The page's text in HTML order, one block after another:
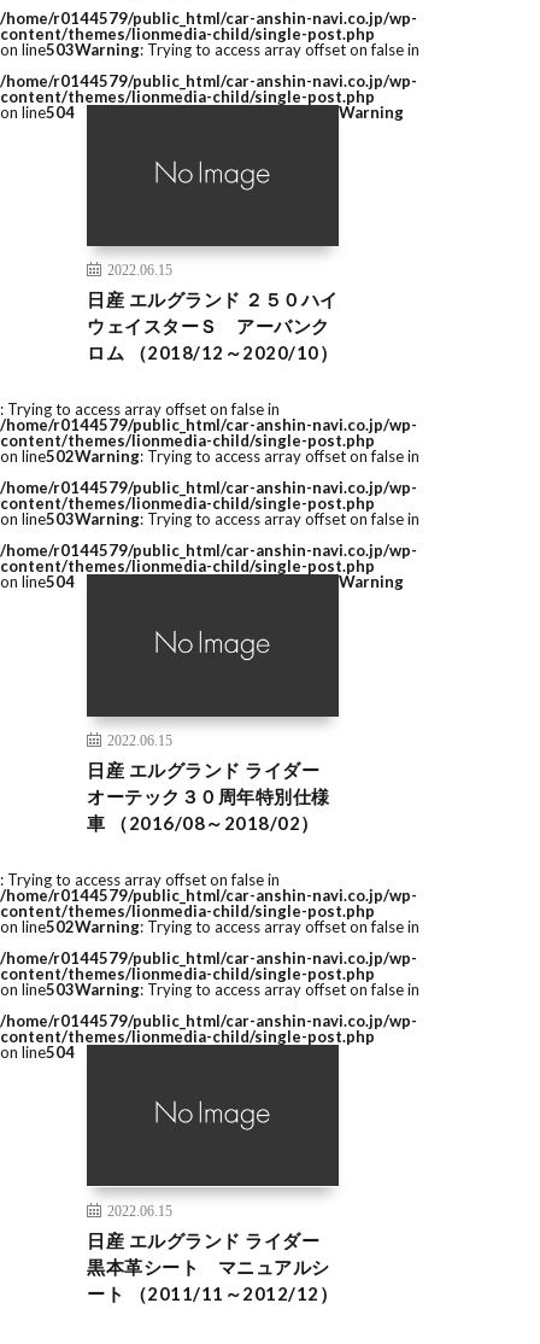
/home/r0144579/public_html/car-anshin-navi.co.jp/wp-
content/themes/lionmedia-child/single-post.php
on line503Warning: Trying to access array offset on false in
/home/r0144579/public_html/car-anshin-navi.co.jp/wp-
content/themes/lionmedia-child/single-post.php
on line504
2022.06.15
日産 エルグランド ２５０ハイ
ウェイスターＳ アーバンク
ロム （2018/12～2020/10）
Warning
: Trying to access array offset on false in
/home/r0144579/public_html/car-anshin-navi.co.jp/wp-
content/themes/lionmedia-child/single-post.php
on line502Warning: Trying to access array offset on false in
/home/r0144579/public_html/car-anshin-navi.co.jp/wp-
content/themes/lionmedia-child/single-post.php
on line503Warning: Trying to access array offset on false in
/home/r0144579/public_html/car-anshin-navi.co.jp/wp-
content/themes/lionmedia-child/single-post.php
on line504
2022.06.15
日産 エルグランド ライダー
オーテック３０周年特別仕様
車 （2016/08～2018/02）
Warning
: Trying to access array offset on false in
/home/r0144579/public_html/car-anshin-navi.co.jp/wp-
content/themes/lionmedia-child/single-post.php
on line502Warning: Trying to access array offset on false in
/home/r0144579/public_html/car-anshin-navi.co.jp/wp-
content/themes/lionmedia-child/single-post.php
on line503Warning: Trying to access array offset on false in
/home/r0144579/public_html/car-anshin-navi.co.jp/wp-
content/themes/lionmedia-child/single-post.php
on line504
2022.06.15
日産 エルグランド ライダー
黒本革シート マニュアルシ
ート （2011/11～2012/12）